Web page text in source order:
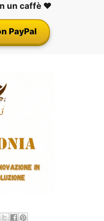
un caffè ❤️
PayPal